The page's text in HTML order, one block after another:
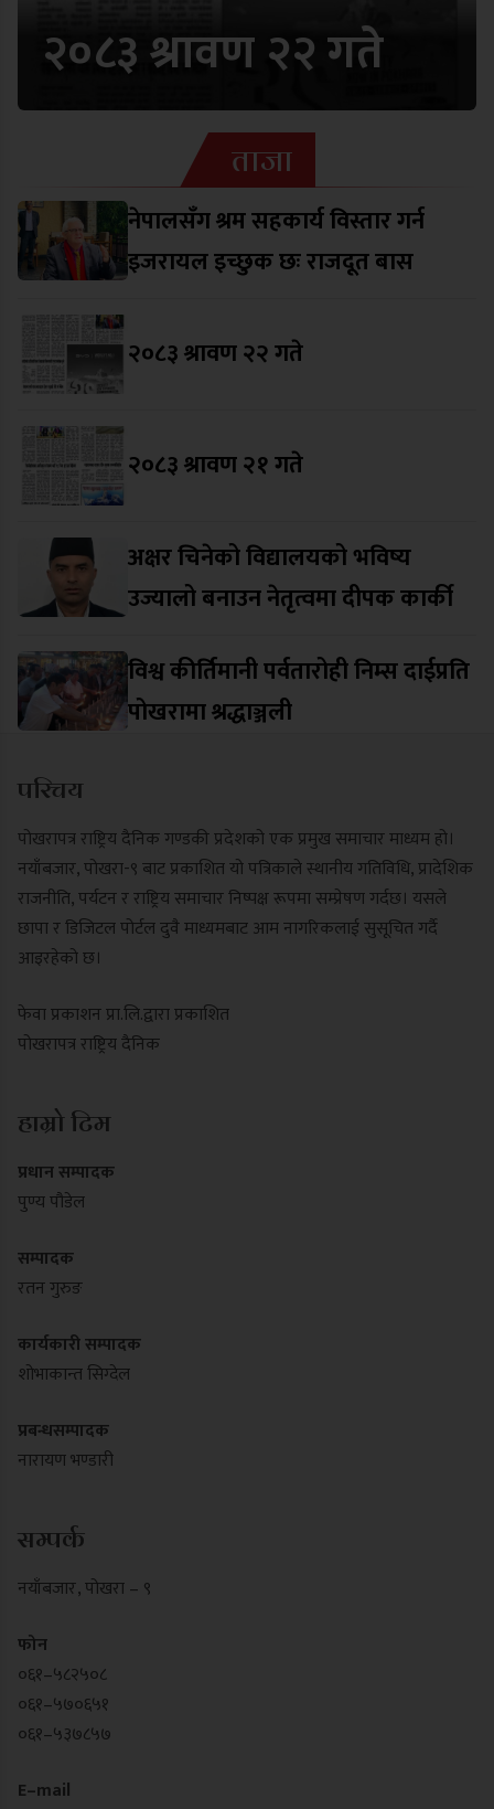
२०८३ श्रावण २२ गते
ताजा
नेपालसँग श्रम सहकार्य विस्तार गर्न
इजरायल इच्छुक छः राजदूत बास
२०८३ श्रावण २२ गते
२०८३ श्रावण २१ गते
अक्षर चिनेको विद्यालयको भविष्य
उज्यालो बनाउन नेतृत्वमा दीपक कार्की
विश्व कीर्तिमानी पर्वतारोही निम्स दाईप्रति
पोखरामा श्रद्धाञ्जली
परिचय
पोखरापत्र राष्ट्रिय दैनिक गण्डकी प्रदेशको एक प्रमुख समाचार माध्यम हो।
नयाँबजार, पोखरा-९ बाट प्रकाशित यो पत्रिकाले स्थानीय गतिविधि, प्रादेशिक
राजनीति, पर्यटन र राष्ट्रिय समाचार निष्पक्ष रूपमा सम्प्रेषण गर्दछ। यसले
छापा र डिजिटल पोर्टल दुवै माध्यमबाट आम नागरिकलाई सुसूचित गर्दै
आइरहेको छ।
फेवा प्रकाशन प्रा.लि.द्वारा प्रकाशित
पोखरापत्र राष्ट्रिय दैनिक
हाम्रो टिम
प्रधान सम्पादक
पुण्य पौडेल
सम्पादक
रतन गुरुङ
कार्यकारी सम्पादक
शोभाकान्त सिग्देल
प्रबन्धसम्पादक
नारायण भण्डारी
सम्पर्क
नयाँबजार , पोखरा – ९
फोन
०६१–५८२५०८
०६१–५७०६५१
०६१–५३७८५७
E–mail